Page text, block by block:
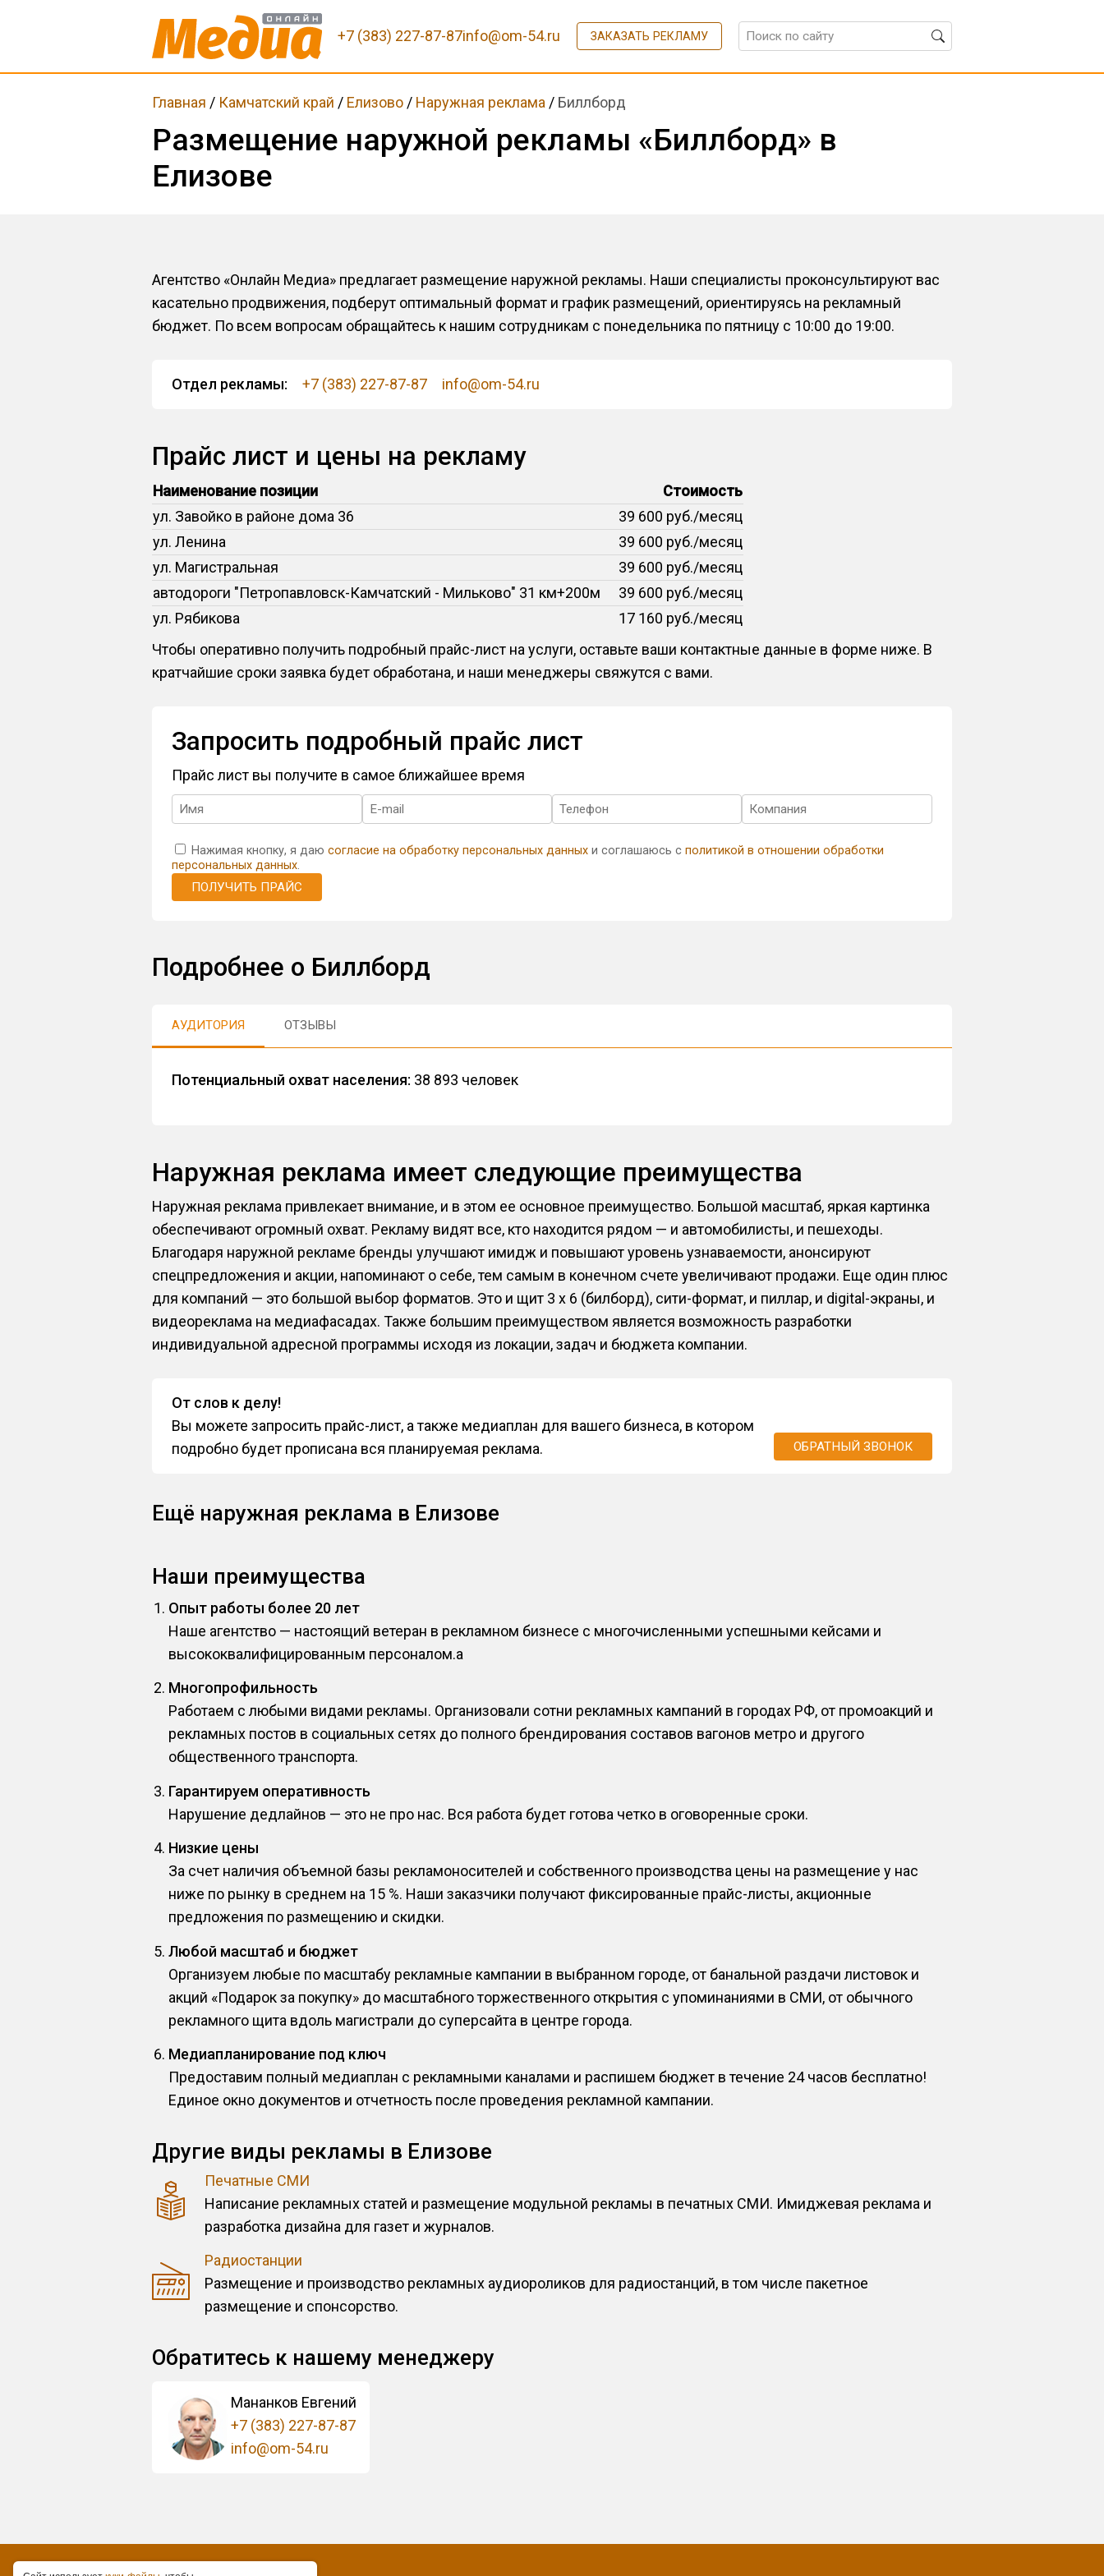
+7 (383) 227-87-87info@om-54.ru ЗАКАЗАТЬ РЕКЛАМУ
Главная / Камчатский край / Елизово / Наружная реклама / Биллборд
Размещение наружной рекламы «Биллборд» в
Елизове
Агентство «Онлайн Медиа» предлагает размещение наружной рекламы. Наши специалисты проконсультируют вас
касательно продвижения, подберут оптимальный формат и график размещений, ориентируясь на рекламный
бюджет. По всем вопросам обращайтесь к нашим сотрудникам с понедельника по пятницу с 10:00 до 19:00.
Отдел рекламы: +7 (383) 227-87-87 info@om-54.ru
Прайс лист и цены на рекламу
Наименование позиции
Стоимость
ул. Завойко в районе дома 36
39 600 руб./месяц
ул. Ленина
39 600 руб./месяц
ул. Магистральная
39 600 руб./месяц
автодороги "Петропавловск-Камчатский - Мильково" 31 км+200м
39 600 руб./месяц
ул. Рябикова
17 160 руб./месяц
Чтобы оперативно получить подробный прайс-лист на услуги, оставьте ваши контактные данные в форме ниже. В
кратчайшие сроки заявка будет обработана, и наши менеджеры свяжутся с вами.
Запросить подробный прайс лист
Прайс лист вы получите в самое ближайшее время
Нажимая кнопку, я даюсогласие на обработку персональных данных и соглашаюсь сполитикой в отношении обработки
персональных данных.
ПОЛУЧИТЬ ПРАЙС
Подробнее о Биллборд
АУДИТОРИЯ ОТЗЫВЫ
Потенциальный охват населения: 38 893 человек
Наружная реклама имеет следующие преимущества
Наружная реклама привлекает внимание, и в этом ее основное преимущество. Большой масштаб, яркая картинка
обеспечивают огромный охват. Рекламу видят все, кто находится рядом — и автомобилисты, и пешеходы.
Благодаря наружной рекламе бренды улучшают имидж и повышают уровень узнаваемости, анонсируют
спецпредложения и акции, напоминают о себе, тем самым в конечном счете увеличивают продажи. Еще один плюс
для компаний — это большой выбор форматов. Это и щит 3 х 6 (билборд), сити-формат, и пиллар, и digital-экраны, и
видеореклама на медиафасадах. Также большим преимуществом является возможность разработки
индивидуальной адресной программы исходя из локации, задач и бюджета компании.
От слов к делу!
Вы можете запросить прайс-лист, а также медиаплан для вашего бизнеса, в котором
подробно будет прописана вся планируемая реклама.
ОБРАТНЫЙ ЗВОНОК
Ещё наружная реклама в Елизове
Наши преимущества
Опыт работы более 20 лет
Наше агентство — настоящий ветеран в рекламном бизнесе с многочисленными успешными кейсами и
высококвалифицированным персоналом.a
Многопрофильность
Работаем с любыми видами рекламы. Организовали сотни рекламных кампаний в городах РФ, от промоакций и
рекламных постов в социальных сетях до полного брендирования составов вагонов метро и другого
общественного транспорта.
Гарантируем оперативность
Нарушение дедлайнов — это не про нас. Вся работа будет готова четко в оговоренные сроки.
Низкие цены
За счет наличия объемной базы рекламоносителей и собственного производства цены на размещение у нас
ниже по рынку в среднем на 15 %. Наши заказчики получают фиксированные прайс-листы, акционные
предложения по размещению и скидки.
Любой масштаб и бюджет
Организуем любые по масштабу рекламные кампании в выбранном городе, от банальной раздачи листовок и
акций «Подарок за покупку» до масштабного торжественного открытия с упоминаниями в СМИ, от обычного
рекламного щита вдоль магистрали до суперсайта в центре города.
Медиапланирование под ключ
Предоставим полный медиаплан с рекламными каналами и распишем бюджет в течение 24 часов бесплатно!
Единое окно документов и отчетность после проведения рекламной кампании.
Другие виды рекламы в Елизове
Печатные СМИ
Написание рекламных статей и размещение модульной рекламы в печатных СМИ. Имиджевая реклама и
разработка дизайна для газет и журналов.
Радиостанции
Размещение и производство рекламных аудиороликов для радиостанций, в том числе пакетное
размещение и спонсорство.
Обратитесь к нашему менеджеру
Мананков Евгений
+7 (383) 227-87-87
info@om-54.ru